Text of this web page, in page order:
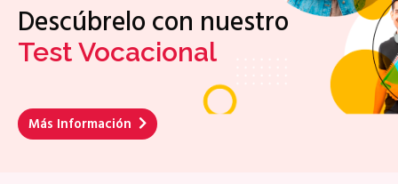
Descúbrelo con nuestro
Test Vocacional
Más Información